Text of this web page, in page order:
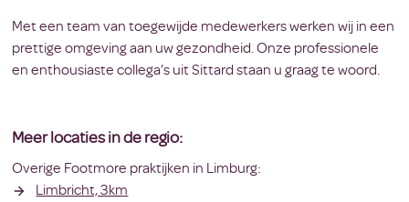
Met een team van toegewijde medewerkers werken wij in een
prettige omgeving aan uw gezondheid. Onze professionele
en enthousiaste collega’s uit Sittard staan u graag te woord.
Meer locaties in de regio:
Overige Footmore praktijken in Limburg:
Limbricht, 3km